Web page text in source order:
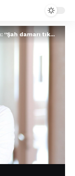
felce yol açabiliyor”